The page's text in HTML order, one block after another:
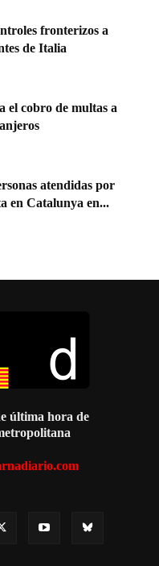
fronterizos a
de Italia
el cobro de multas a
atendidas por
en Catalunya en...
última hora de